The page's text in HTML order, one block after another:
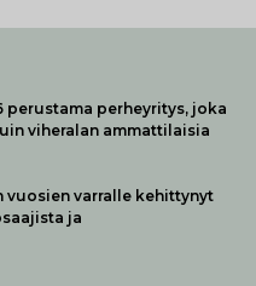
perustama perheyritys, joka
viheralan ammattilaisia
vuosien varralle kehittynyt
ja